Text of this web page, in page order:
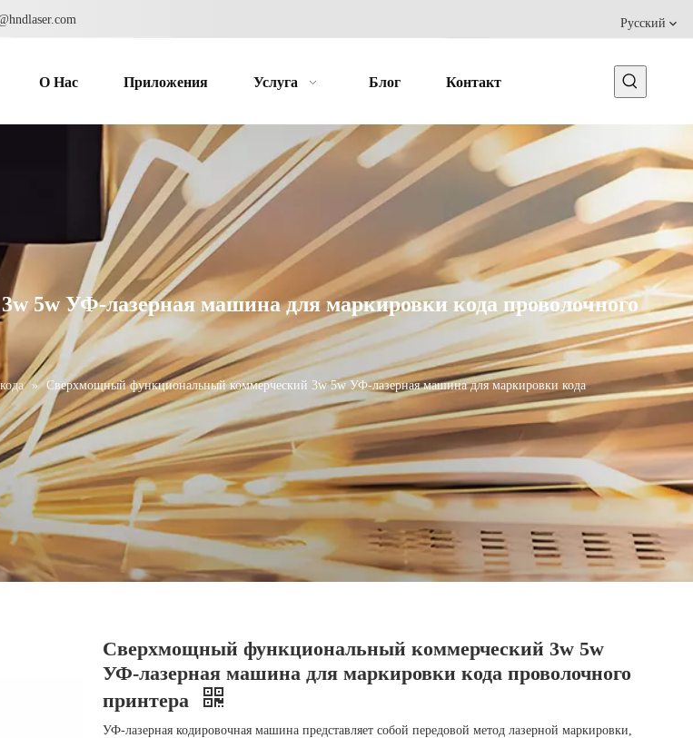
Pусский
О Hас Приложения Услуга Блог Контакт
5w УФ-лазерная машина для маркировки кода проволочного
» Сверхмощный функциональный коммерческий 3w 5w УФ-лазерная машина для маркировки кода
Сверхмощный функциональный коммерческий 3w 5w
УФ-лазерная машина для маркировки кода проволочного
принтера
УФ-лазерная кодировочная машина представляет собой передовой метод лазерной маркировки,